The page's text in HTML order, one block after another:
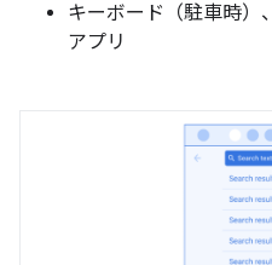
キーボード（駐車時）
アプリ